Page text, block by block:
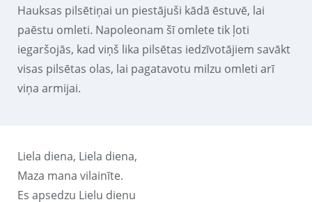
Hauksas pilsētiņai un piestājuši kādā ēstuvē, lai
paēstu omleti. Napoleonam šī omlete tik ļoti
iegaršojās, kad viņš lika pilsētas iedzīvotājiem savākt
visas pilsētas olas, lai pagatavotu milzu omleti arī
viņa armijai.
Liela diena, Liela diena,
Maza mana vilainīte.
Es apsedzu Lielu dienu